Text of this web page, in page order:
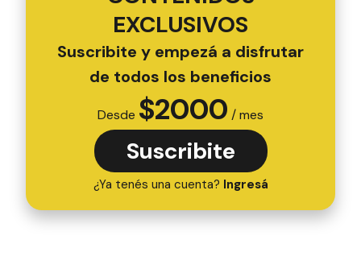
EXCLUSIVOS
Suscribite y empezá a disfrutar
de todos los beneficios
Desde $2000 / mes
Suscribite
¿Ya tenés una cuenta? Ingresá